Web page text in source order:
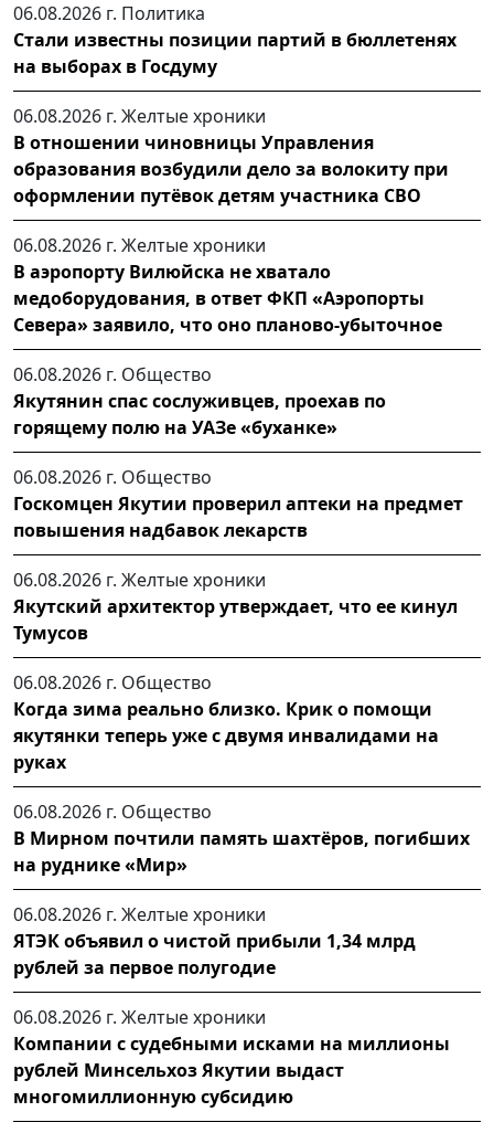
06.08.2026 г. Политика
Стали известны позиции партий в бюллетенях
на выборах в Госдуму
06.08.2026 г. Желтые хроники
В отношении чиновницы Управления
образования возбудили дело за волокиту при
оформлении путёвок детям участника СВО
06.08.2026 г. Желтые хроники
В аэропорту Вилюйска не хватало
медоборудования, в ответ ФКП «Аэропорты
Севера» заявило, что оно планово-убыточное
06.08.2026 г. Общество
Якутянин спас сослуживцев, проехав по
горящему полю на УАЗе «буханке»
06.08.2026 г. Общество
Госкомцен Якутии проверил аптеки на предмет
повышения надбавок лекарств
06.08.2026 г. Желтые хроники
Якутский архитектор утверждает, что ее кинул
Тумусов
06.08.2026 г. Общество
Когда зима реально близко. Крик о помощи
якутянки теперь уже с двумя инвалидами на
руках
06.08.2026 г. Общество
В Мирном почтили память шахтёров, погибших
на руднике «Мир»
06.08.2026 г. Желтые хроники
ЯТЭК объявил о чистой прибыли 1,34 млрд
рублей за первое полугодие
06.08.2026 г. Желтые хроники
Компании с судебными исками на миллионы
рублей Минсельхоз Якутии выдаст
многомиллионную субсидию